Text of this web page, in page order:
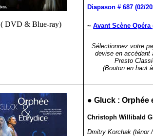
( DVD & Blue-ray)
Diapason # 687 (02/
~Avant Scène Opéra
Sélectionnez votre
devise en accédant
Presto
(Bouton en haut
●Gluck : Orphée
Christoph Willibald
Dmitry Korchak (ténor